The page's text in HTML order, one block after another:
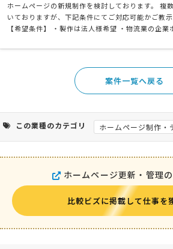
ホームページの新規制作を検討しております。 複
いておりますが、下記条件にてご対応可能かご教
【希望条件】 ・製作は法人様希望 ・物流業の企
買い切りでの制作を希望 ・掲載素材（文章 …
案件一覧へ戻る
この業種のカテゴリ ホームページ制作・
ホームページ更新・管理
比較ビズに掲載して仕事を